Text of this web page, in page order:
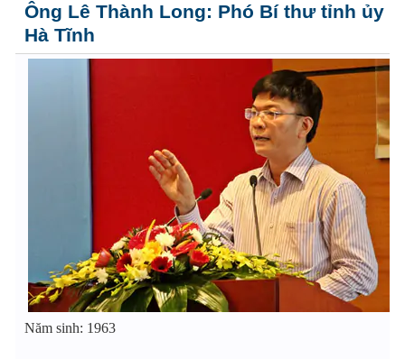
Ông Lê Thành Long: Phó Bí thư tỉnh ủy
Hà Tĩnh
Năm sinh: 1963